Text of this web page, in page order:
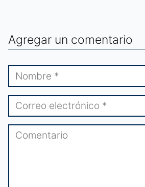
Agregar un comentario